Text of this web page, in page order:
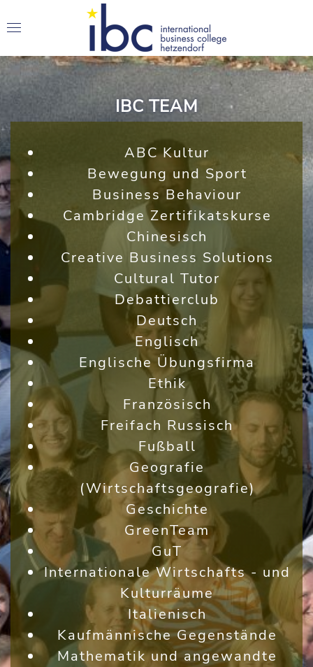
IBC TEAM
ABC Kultur
Bewegung und Sport
Business Behaviour
Cambridge Zertifikatskurse
Chinesisch
Creative Business Solutions
Cultural Tutor
Debattierclub
Deutsch
Englisch
Englische Übungsfirma
Ethik
Französisch
Freifach Russisch
Fußball
Geografie
(Wirtschaftsgeografie)
Geschichte
GreenTeam
GuT
Internationale Wirtschafts - und
Kulturräume
Italienisch
Kaufmännische Gegenstände
Mathematik und angewandte